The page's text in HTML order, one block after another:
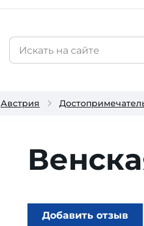
Австрия
Добавить отзыв